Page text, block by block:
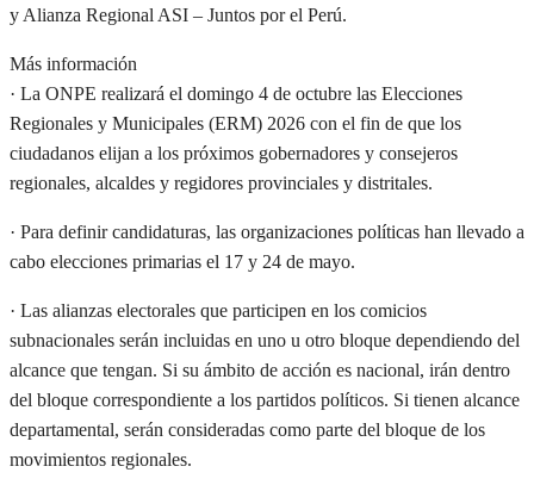
y Alianza Regional ASI – Juntos por el Perú.
Más información
· La ONPE realizará el domingo 4 de octubre las Elecciones
Regionales y Municipales (ERM) 2026 con el fin de que los
ciudadanos elijan a los próximos gobernadores y consejeros
regionales, alcaldes y regidores provinciales y distritales.
· Para definir candidaturas, las organizaciones políticas han llevado a
cabo elecciones primarias el 17 y 24 de mayo.
· Las alianzas electorales que participen en los comicios
subnacionales serán incluidas en uno u otro bloque dependiendo del
alcance que tengan. Si su ámbito de acción es nacional, irán dentro
del bloque correspondiente a los partidos políticos. Si tienen alcance
departamental, serán consideradas como parte del bloque de los
movimientos regionales.